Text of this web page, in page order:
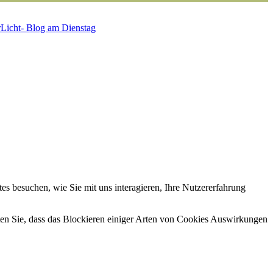
Blog am Dienstag
besuchen, wie Sie mit uns interagieren, Ihre Nutzererfahrung
Sie, dass das Blockieren einiger Arten von Cookies Auswirkungen